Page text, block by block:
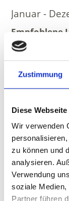
Zustimmung
Diese
Wir verwenden
zu können und
analysieren.
Verwendung
soziale Medien,
Partner führen
Januar -
Empfohlene
Januar,
September,